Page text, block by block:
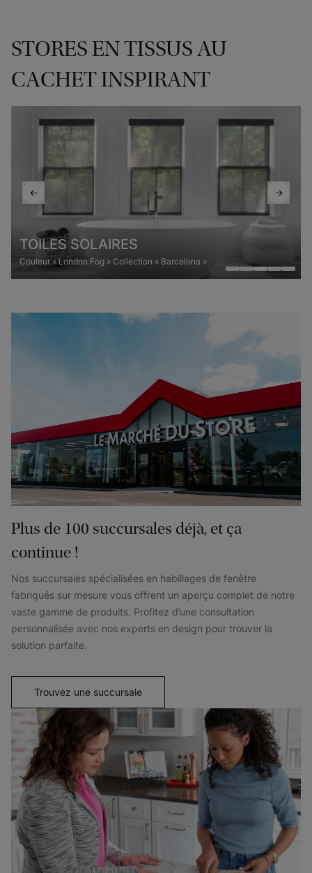
STORES EN TISSUS AU
CACHET INSPIRANT
TOILES SOLAIRES
Couleur « London Fog » Collection « Barcelona »
Plus de 100 succursales déjà, et ça
continue !
Nos succursales spécialisées en habillages de fenêtre
fabriqués sur mesure vous offrent un aperçu complet de notre
vaste gamme de produits. Profitez d’une consultation
personnalisée avec nos experts en design pour trouver la
solution parfaite.
Trouvez une succursale